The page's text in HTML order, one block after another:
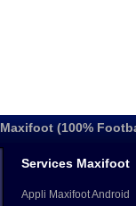
Maxifoot (100%
Services Maxifoot
Appli Maxifoot Android